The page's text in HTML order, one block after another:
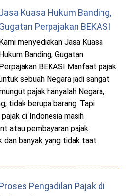
Jasa Kuasa Hukum Banding,
Gugatan Perpajakan BEKASI
Kami menyediakan Jasa Kuasa
Hukum Banding, Gugatan
Perpajakan BEKASI Manfaat pajak
sebuah Negara jadi sangat
pajak hanyalah Negara,
tidak berupa barang. Tapi
di Indonesia masih
atau pembayaran pajak
dan banyak yang tidak taat
Proses Pengadilan Pajak di